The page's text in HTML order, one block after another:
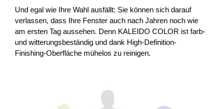
Und egal wie Ihre Wahl ausfällt: Sie können sich darauf
verlassen, dass Ihre Fenster auch nach Jahren noch wie
am ersten Tag aussehen. Denn KALEIDO COLOR ist farb-
und witterungsbeständig und dank High-Definition-
Finishing-Oberfläche mühelos zu reinigen.